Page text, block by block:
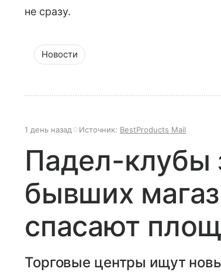
не сразу.
Новости
1 день назад Источник: BestProducts Mail
Падел-клубы
бывших
спасают
Торговые центры ищут